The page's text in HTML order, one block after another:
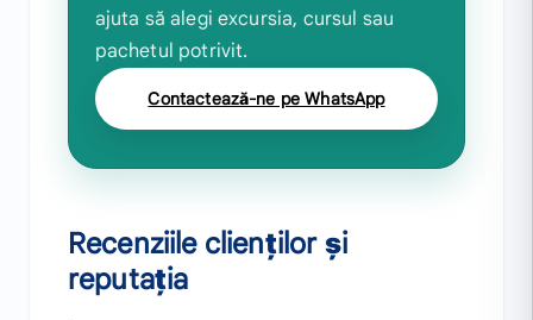
ajuta să alegi excursia, cursul sau
pachetul potrivit.
Contactează-ne pe WhatsApp
Recenziile clienților și
reputația